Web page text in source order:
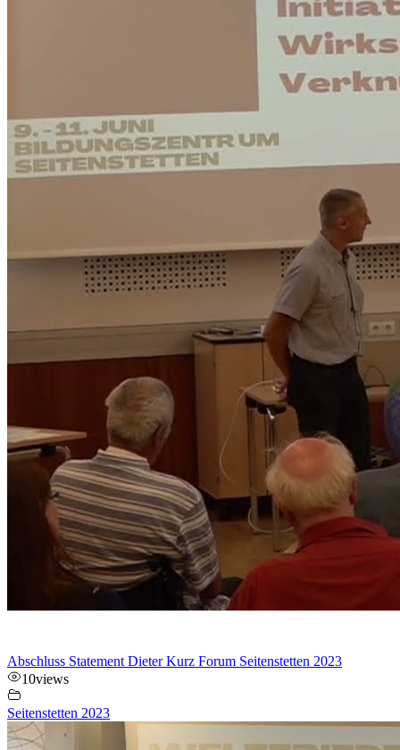
Abschluss Statement Dieter Kurz Forum Seitenstetten 2023
10views
Seitenstetten 2023